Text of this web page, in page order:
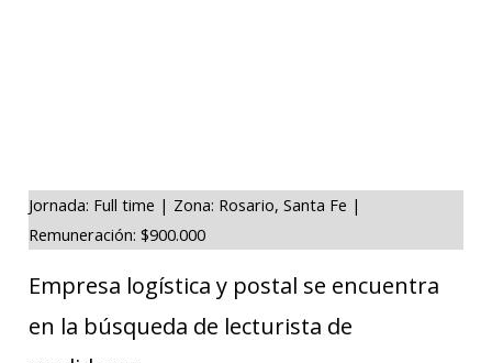
Jornada: Full time | Zona: Rosario, Santa Fe |
Remuneración: $900.000
Empresa logística y postal se encuentra
en la búsqueda de lecturista de